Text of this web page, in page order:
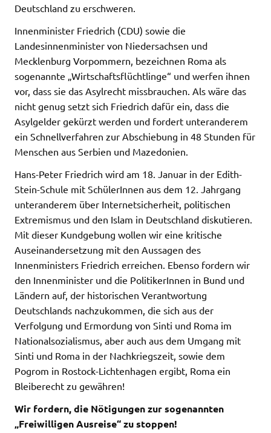
Deutschland zu erschweren.
Innenminister Friedrich (CDU) sowie die
Landesinnenminister von Niedersachsen und
Mecklenburg Vorpommern, bezeichnen Roma als
sogenannte „Wirtschaftsflüchtlinge“ und werfen ihnen
vor, dass sie das Asylrecht missbrauchen. Als wäre das
nicht genug setzt sich Friedrich dafür ein, dass die
Asylgelder gekürzt werden und fordert unteranderem
ein Schnellverfahren zur Abschiebung in 48 Stunden für
Menschen aus Serbien und Mazedonien.
Hans-Peter Friedrich wird am 18. Januar in der Edith-
Stein-Schule mit SchülerInnen aus dem 12. Jahrgang
unteranderem über Internetsicherheit, politischen
Extremismus und den Islam in Deutschland diskutieren.
Mit dieser Kundgebung wollen wir eine kritische
Auseinandersetzung mit den Aussagen des
Innenministers Friedrich erreichen. Ebenso fordern wir
den Innenminister und die PolitikerInnen in Bund und
Ländern auf, der historischen Verantwortung
Deutschlands nachzukommen, die sich aus der
Verfolgung und Ermordung von Sinti und Roma im
Nationalsozialismus, aber auch aus dem Umgang mit
Sinti und Roma in der Nachkriegszeit, sowie dem
Pogrom in Rostock-Lichtenhagen ergibt, Roma ein
Bleiberecht zu gewähren!
Wir fordern, die Nötigungen zur sogenannten
„Freiwilligen Ausreise“ zu stoppen!